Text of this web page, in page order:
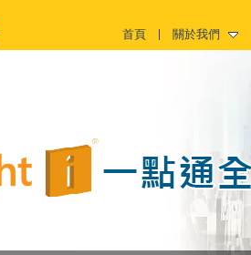
關於我們
首頁